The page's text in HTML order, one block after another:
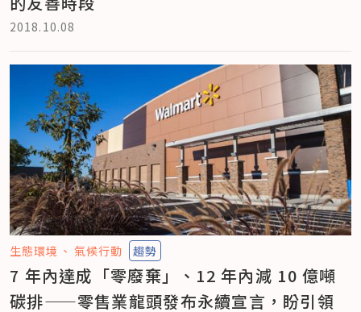
2018.10.08
生態環境 氣候行動 趨勢
7 年內達成「零廢棄」、12 年內減 10 億噸
碳排——零售業龍頭發布永續宣言，盼引領